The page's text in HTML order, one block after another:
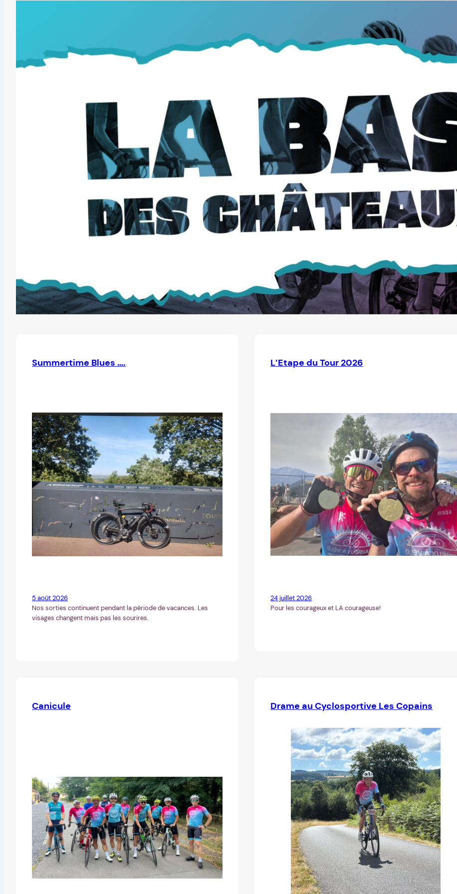
Summertime Blues ….
5 août 2026
Nos sorties continuent pendant la période de vacances. Les
visages changent mais pas les sourires.
L’Etape du Tour 2026
24 juillet 2026
Pour les courageux et LA courageuse!
Canicule Drame au Cyclosportive Les Copains